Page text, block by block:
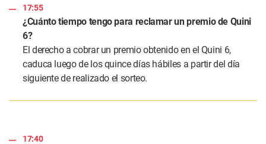
17:55
¿Cuánto tiempo tengo para reclamar un premio de Quini
6?
El derecho a cobrar un premio obtenido en el Quini 6,
caduca luego de los quince días hábiles a partir del día
siguiente de realizado el sorteo.
17:40